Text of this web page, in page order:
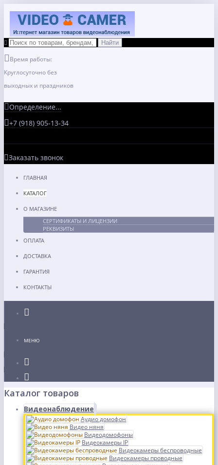
Время работы:
Круглосуточно без
выходных и праздников
Определение...
+7 (918) 905-13-34
Заказать звонок
ГЛАВНАЯ
КАТАЛОГ
О МАГАЗИНЕ
СЕРТИФИКАТЫ И ЛИЦЕНЗИИ
РЕКВИЗИТЫ
ОПЛАТА
ДОСТАВКА
ГАРАНТИЯ
КОНТАКТЫ
МЕНЮ
Каталог товаров
Видеонаблюдение
Аудио домофон
Видео няня
Видеодомофоны
Видеокамеры IP
Видеокамеры беспроводные
Видеокамеры проводные